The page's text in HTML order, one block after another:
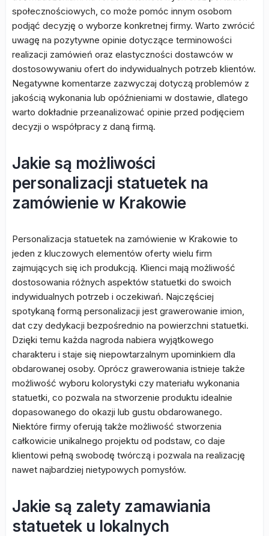
społecznościowych, co może pomóc innym osobom
podjąć decyzję o wyborze konkretnej firmy. Warto zwrócić
uwagę na pozytywne opinie dotyczące terminowości
realizacji zamówień oraz elastyczności dostawców w
dostosowywaniu ofert do indywidualnych potrzeb klientów.
Negatywne komentarze zazwyczaj dotyczą problemów z
jakością wykonania lub opóźnieniami w dostawie, dlatego
warto dokładnie przeanalizować opinie przed podjęciem
decyzji o współpracy z daną firmą.
Jakie są możliwości
personalizacji statuetek na
zamówienie w Krakowie
Personalizacja statuetek na zamówienie w Krakowie to
jeden z kluczowych elementów oferty wielu firm
zajmujących się ich produkcją. Klienci mają możliwość
dostosowania różnych aspektów statuetki do swoich
indywidualnych potrzeb i oczekiwań. Najczęściej
spotykaną formą personalizacji jest grawerowanie imion,
dat czy dedykacji bezpośrednio na powierzchni statuetki.
Dzięki temu każda nagroda nabiera wyjątkowego
charakteru i staje się niepowtarzalnym upominkiem dla
obdarowanej osoby. Oprócz grawerowania istnieje także
możliwość wyboru kolorystyki czy materiału wykonania
statuetki, co pozwala na stworzenie produktu idealnie
dopasowanego do okazji lub gustu obdarowanego.
Niektóre firmy oferują także możliwość stworzenia
całkowicie unikalnego projektu od podstaw, co daje
klientowi pełną swobodę twórczą i pozwala na realizację
nawet najbardziej nietypowych pomysłów.
Jakie są zalety zamawiania
statuetek u lokalnych